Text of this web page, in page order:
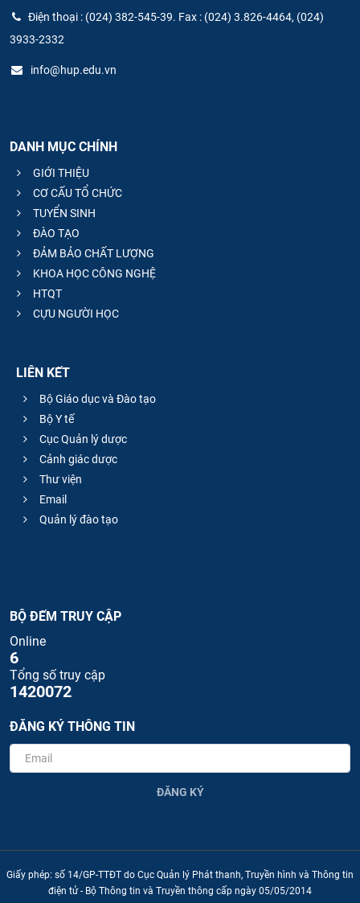
Điện thoại : (024) 382-545-39. Fax : (024) 3.826-4464, (024)
3933-2332
info@hup.edu.vn
DANH MỤC CHÍNH
GIỚI THIỆU
CƠ CẤU TỔ CHỨC
TUYỂN SINH
ĐÀO TẠO
ĐẢM BẢO CHẤT LƯỢNG
KHOA HỌC CÔNG NGHỆ
HTQT
CỰU NGƯỜI HỌC
LIÊN KẾT
Bộ Giáo dục và Đào tạo
Bộ Y tế
Cục Quản lý dược
Cảnh giác dược
Thư viện
Email
Quản lý đào tạo
BỘ ĐẾM TRUY CẬP
Online
6
Tổng số truy cập
1420072
ĐĂNG KÝ THÔNG TIN
ĐĂNG KÝ
Giấy phép: số 14/GP-TTĐT do Cục Quản lý Phát thanh, Truyền hình và Thông tin
điện tử - Bộ Thông tin và Truyền thông cấp ngày 05/05/2014